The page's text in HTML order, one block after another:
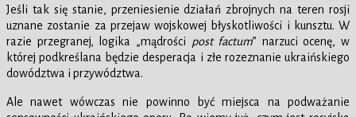
Jeśli tak się stanie, przeniesienie działań zbrojnych na teren rosji
uznane zostanie za przejaw wojskowej błyskotliwości i kunsztu. W
razie przegranej, logika „mądrości post factum” narzuci ocenę, w
której podkreślana będzie desperacja i złe rozeznanie ukraińskiego
dowództwa i przywództwa.
Ale nawet wówczas nie powinno być miejsca na podważanie